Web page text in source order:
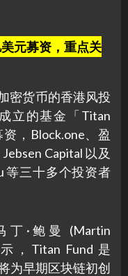
元募资，重点关
密货币的香港风投
立的基金「Titan
，Block.one、盈
Capital 以及
等三十多个投资者
丁·鲍曼 (Martin
，Titan Fund 是
为早期区块链初创